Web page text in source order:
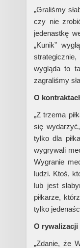
„Graliśmy
czy nie
jedenastkę
„Kunik”
wygląda to
zagraliśmy
O
„Z trzema
się
tylko dla
wygrywali
Wygranie
ludzi. Ktoś,
lub jest
piłkarze,
tylko
O rywalizacji
„Zdanie, że